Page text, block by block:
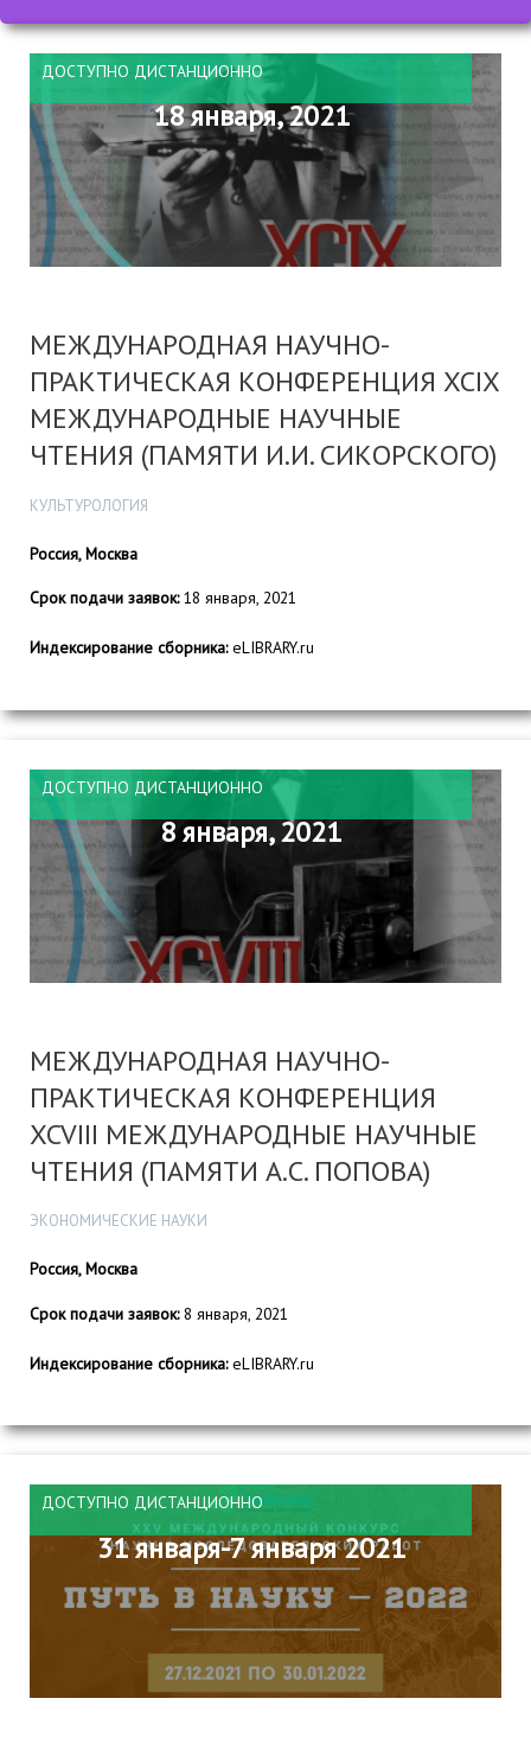
ДОСТУПНО ДИСТАНЦИОННО
18 января, 2021
МЕЖДУНАРОДНАЯ НАУЧНО-
ПРАКТИЧЕСКАЯ КОНФЕРЕНЦИЯ XCIX
МЕЖДУНАРОДНЫЕ НАУЧНЫЕ
ЧТЕНИЯ (ПАМЯТИ И.И. СИКОРСКОГО)
КУЛЬТУРОЛОГИЯ
Россия, Москва
Срок подачи заявок:18 января, 2021
Индексирование сборника:eLIBRARY.ru
ДОСТУПНО ДИСТАНЦИОННО
8 января, 2021
МЕЖДУНАРОДНАЯ НАУЧНО-
ПРАКТИЧЕСКАЯ КОНФЕРЕНЦИЯ
XCVIII МЕЖДУНАРОДНЫЕ НАУЧНЫЕ
ЧТЕНИЯ (ПАМЯТИ А.С. ПОПОВА)
ЭКОНОМИЧЕСКИЕ НАУКИ
Россия, Москва
Срок подачи заявок:8 января, 2021
Индексирование сборника:eLIBRARY.ru
ДОСТУПНО ДИСТАНЦИОННО
31 января-7 января 2021